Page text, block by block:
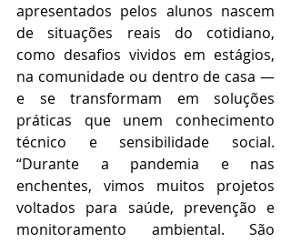
apresentados pelos alunos nascem
de situações reais do cotidiano,
como desafios vividos em estágios,
na comunidade ou dentro de casa —
e se transformam em soluções
práticas que unem conhecimento
técnico e sensibilidade social.
“Durante a pandemia e nas
enchentes, vimos muitos projetos
voltados para saúde, prevenção e
monitoramento ambiental. São